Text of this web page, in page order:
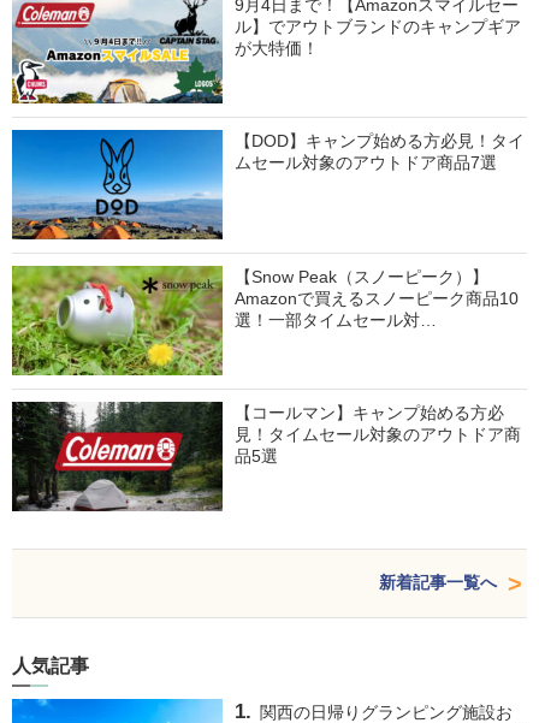
9月4日まで！【Amazonスマイルセー
ル】でアウトブランドのキャンプギア
が大特価！
【DOD】キャンプ始める方必見！タイ
ムセール対象のアウトドア商品7選
【Snow Peak（スノーピーク）】
Amazonで買えるスノーピーク商品10
選！一部タイムセール対…
【コールマン】キャンプ始める方必
見！タイムセール対象のアウトドア商
品5選
新着記事一覧へ
人気記事
関西の日帰りグランピング施設お